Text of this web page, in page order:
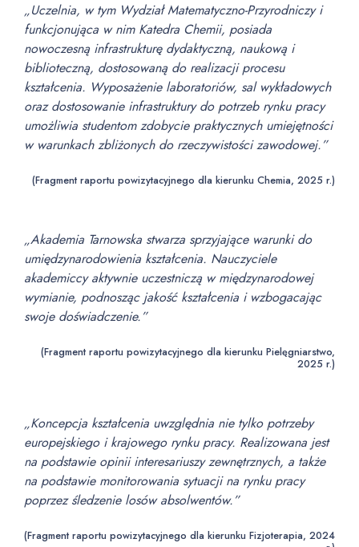
„Uczelnia, w tym Wydział Matematyczno-Przyrodniczy i
funkcjonująca w nim Katedra Chemii, posiada
nowoczesną infrastrukturę dydaktyczną, naukową i
biblioteczną, dostosowaną do realizacji procesu
kształcenia. Wyposażenie laboratoriów, sal wykładowych
oraz dostosowanie infrastruktury do potrzeb rynku pracy
umożliwia studentom zdobycie praktycznych umiejętności
w warunkach zbliżonych do rzeczywistości zawodowej.”
(Fragment raportu powizytacyjnego dla kierunku Chemia, 2025 r.)
„Akademia Tarnowska stwarza sprzyjające warunki do
umiędzynarodowienia kształcenia. Nauczyciele
akademiccy aktywnie uczestniczą w międzynarodowej
wymianie, podnosząc jakość kształcenia i wzbogacając
swoje doświadczenie.”
(Fragment raportu powizytacyjnego dla kierunku Pielęgniarstwo,
2025 r.)
„Koncepcja kształcenia uwzględnia nie tylko potrzeby
europejskiego i krajowego rynku pracy. Realizowana jest
na podstawie opinii interesariuszy zewnętrznych, a także
na podstawie monitorowania sytuacji na rynku pracy
poprzez śledzenie losów absolwentów.”
(Fragment raportu powizytacyjnego dla kierunku Fizjoterapia, 2024